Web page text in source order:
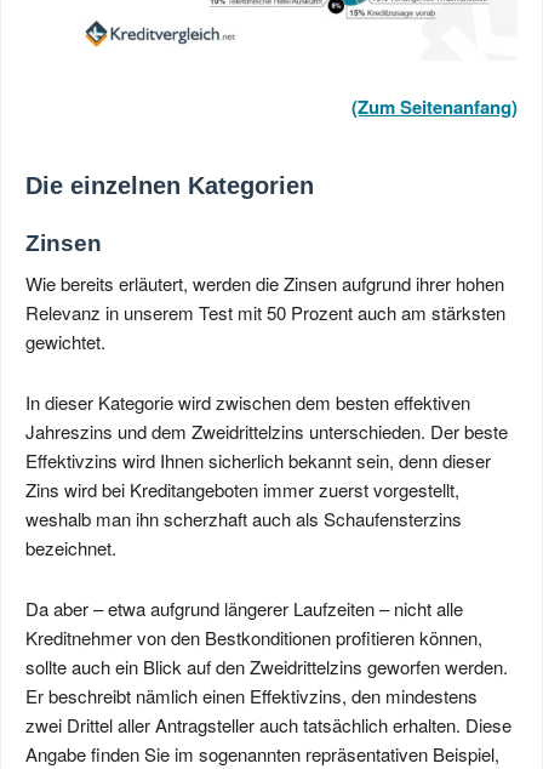
(Zum Seitenanfang)
Die einzelnen Kategorien
Zinsen
Wie bereits erläutert, werden die Zinsen aufgrund ihrer hohen
Relevanz in unserem Test mit 50 Prozent auch am stärksten
gewichtet.
In dieser Kategorie wird zwischen dem besten effektiven
Jahreszins und dem Zweidrittelzins unterschieden. Der beste
Effektivzins wird Ihnen sicherlich bekannt sein, denn dieser
Zins wird bei Kreditangeboten immer zuerst vorgestellt,
weshalb man ihn scherzhaft auch als Schaufensterzins
bezeichnet.
Da aber – etwa aufgrund längerer Laufzeiten – nicht alle
Kreditnehmer von den Bestkonditionen profitieren können,
sollte auch ein Blick auf den Zweidrittelzins geworfen werden.
Er beschreibt nämlich einen Effektivzins, den mindestens
zwei Drittel aller Antragsteller auch tatsächlich erhalten. Diese
Angabe finden Sie im sogenannten repräsentativen Beispiel,